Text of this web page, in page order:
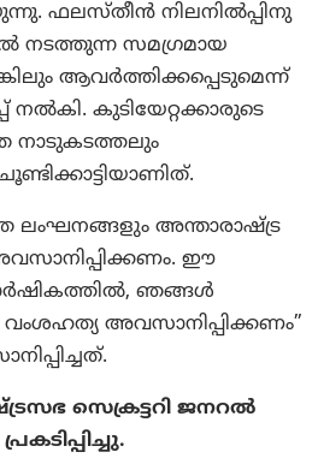
ഫലസ്തീൻ നിലനിൽപ്പിനു
നടത്തുന്ന സമഗ്രമായ
ആവർത്തിക്കപ്പെടുമെന്ന്
നൽകി. കുടിയേറ്റക്കാരുടെ
നാടുകടത്തലും
ലംഘനങ്ങളും അന്താരാഷ്ട്ര
ഈ
ഞങ്ങൾ
അവസാനിപ്പിക്കണം”
സെക്രട്ടറി ജനറൽ